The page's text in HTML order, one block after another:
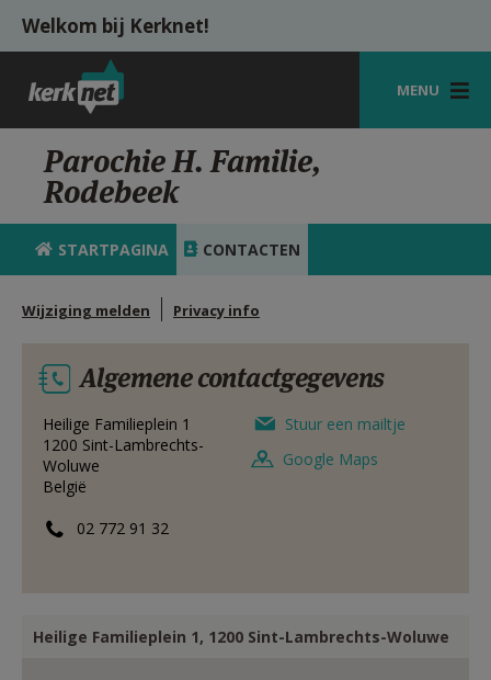
Overslaan en naar de inhoud gaan
Welkom bij Kerknet!
MENU
STARTPAGINA
KERK
VIERINGEN
HULP
MIJN PAROCHIE
AANMELDEN OF REGISTREREN
Parochie H. Familie,
Rodebeek
STARTPAGINA CONTACTEN
Wijziging melden Privacy info
Algemene contactgegevens
Heilige Familieplein 1
1200 Sint-Lambrechts-
Woluwe
België
02 772 91 32
Stuur een mailtje
Google Maps
Heilige Familieplein 1, 1200 Sint-Lambrechts-Woluwe